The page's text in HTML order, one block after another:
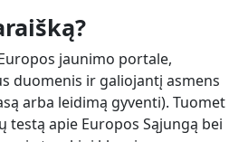
jaunimo portale,
duomenis ir galiojantį asmens
arba leidimą gyventi). Tuomet
testą apie Europos Sąjungą bei